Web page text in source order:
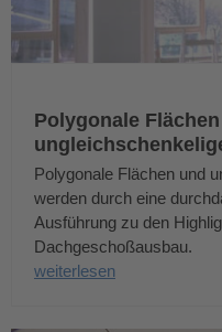
Polygonale
Polygonale Flächen und
werden durch eine
Ausführung zu den
Dachgeschoßausbau.
weiterlesen